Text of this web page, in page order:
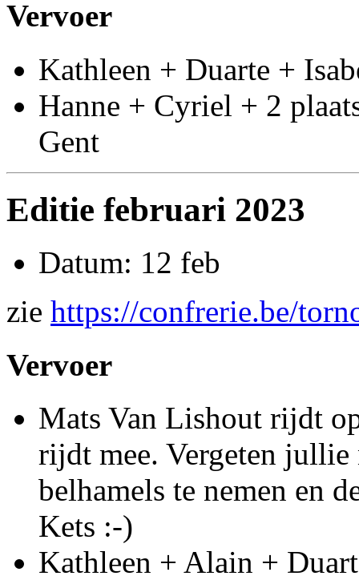
Vervoer
Kathleen + Duarte +
Hanne + Cyriel + 2
Gent
Editie februari 2023
Datum: 12 feb
zie https://confrerie.be/
Vervoer
Mats Van Lishout rijdt
rijdt mee. Vergeten
belhamels te nemen en
Kets :-)
Kathleen + Alain +